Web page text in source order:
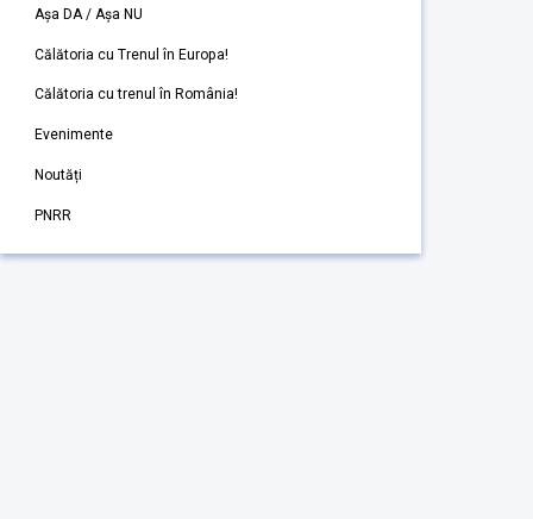
Așa DA / Așa NU
Călătoria cu Trenul în Europa!
Călătoria cu trenul în România!
Evenimente
Noutăți
PNRR